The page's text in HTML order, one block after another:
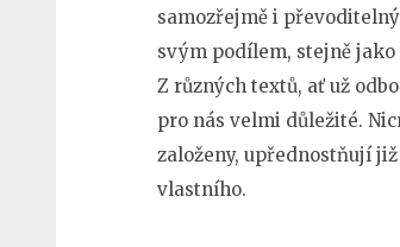
samozřejmě i
svým podílem, stejně
Z různých textů, ať už
pro nás velmi důležité.
založeny, upřednostňují
vlastního.